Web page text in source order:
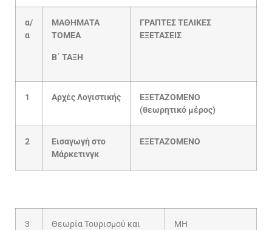
α/
α
ΜΑΘΗΜΑΤΑ
ΤΟΜΕΑ
Β΄ ΤΑΞΗ
ΓΡΑΠΤΕΣ ΤΕΛΙΚΕΣ
ΕΞΕΤΑΣΕΙΣ
1 Αρχές Λογιστικής
ΕΞΕΤΑΖΟΜΕΝΟ
(θεωρητικό μέρος)
2
Εισαγωγή στο
Μάρκετινγκ
ΕΞΕΤΑΖΟΜΕΝΟ
3
Θεωρία Τουρισμού και
ΜΗ